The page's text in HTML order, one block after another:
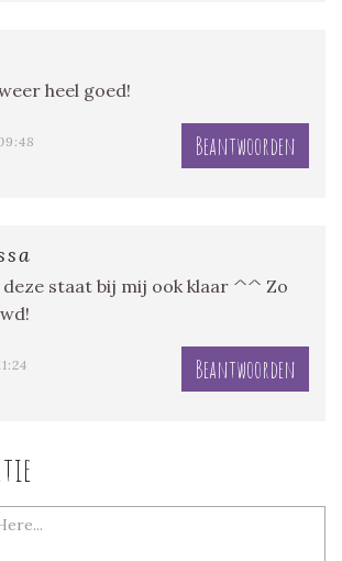
heel goed!
Beantwoorden
deze staat bij mij ook klaar ^^ Zo
Beantwoorden